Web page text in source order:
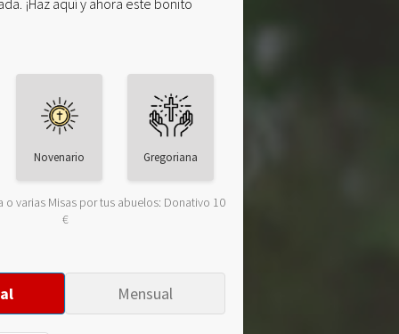
¡Haz aquí y ahora este bonito
Novenario Gregoriana
o varias Misas por tus abuelos: Donativo 10
€
Mensual